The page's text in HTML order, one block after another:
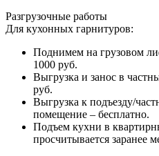
Разгрузочные работы
Для кухонных гарнитуров:
Поднимем на грузовом
1000 руб.
Выгрузка и занос в
руб.
Выгрузка к подъезду/
помещение – бесплатно.
Подъем кухни в
просчитывается заранее